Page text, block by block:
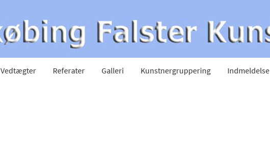
Vedtægter Referater Galleri Kunstnergruppering Indmeldelse